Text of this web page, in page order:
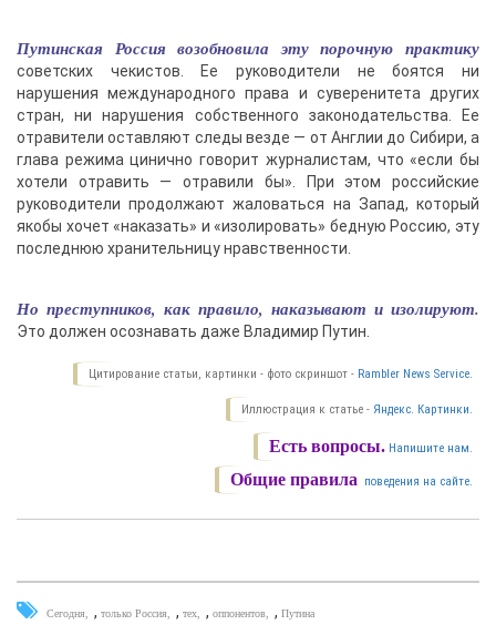
Путинская Россия возобновила эту порочную практику
советских чекистов. Ее руководители не боятся ни
нарушения международного права и суверенитета других
стран, ни нарушения собственного законодательства. Ее
отравители оставляют следы везде — от Англии до Сибири, а
глава режима цинично говорит журналистам, что «если бы
хотели отравить — отравили бы». При этом российские
руководители продолжают жаловаться на Запад, который
якобы хочет «наказать» и «изолировать» бедную Россию, эту
последнюю хранительницу нравственности.
Но преступников, как правило, наказывают и изолируют.
Это должен осознавать даже Владимир Путин.
Цитирование статьи, картинки - фото скриншот - Rambler News Service.
Иллюстрация к статье - Яндекс. Картинки.
Есть вопросы. Напишите нам.
Общие правила поведения на сайте.
Сегодня , только Россия , тех , оппонентов , Путина